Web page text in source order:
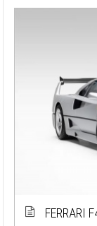
FERRARI